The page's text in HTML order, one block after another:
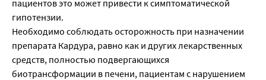
пациентов это может привести к симптоматической
гипотензии.
Необходимо соблюдать осторожность при назначении
препарата Кардура, равно как и других лекарственных
средств, полностью подвергающихся
биотрансформации в печени, пациентам с нарушением